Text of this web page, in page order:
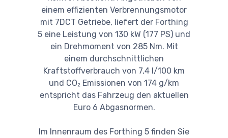
einem effizienten Verbrennungsmotor
mit 7DCT Getriebe, liefert der Forthing
5 eine Leistung von 130 kW (177 PS) und
ein Drehmoment von 285 Nm. Mit
einem durchschnittlichen
Kraftstoffverbrauch von 7,4 l/100 km
und CO₂ Emissionen von 174 g/km
entspricht das Fahrzeug den aktuellen
Euro 6 Abgasnormen.
Im Innenraum des Forthing 5 finden Sie